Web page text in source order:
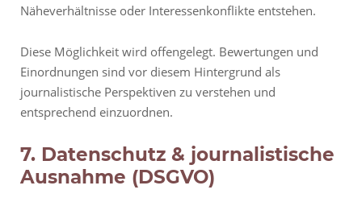
Näheverhältnisse oder Interessenkonflikte entstehen.
Diese Möglichkeit wird offengelegt. Bewertungen und
Einordnungen sind vor diesem Hintergrund als
journalistische Perspektiven zu verstehen und
entsprechend einzuordnen.
7. Datenschutz & journalistische
Ausnahme (DSGVO)